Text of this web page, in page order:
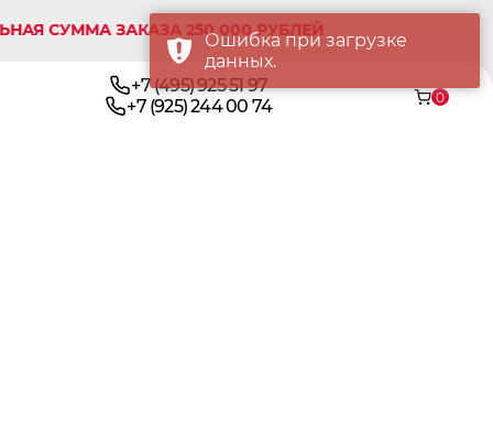
ЗАКАЗА 250 000 РУБЛЕЙ
+7 (495) 925 51 97
+7 (925) 244 00 74
0
Ошибка при загрузке
данных.